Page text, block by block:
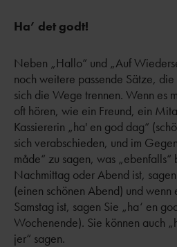
Ha’ det godt!
Neben „Hallo“ und „Auf
noch weitere passende Sätze,
sich die Wege trennen. Wenn es
oft hören, wie ein Freund, ein
Kassiererin „ha' en god dag“
sich verabschieden, und im
måde“ zu sagen, was
Nachmittag oder Abend ist,
(einen schönen Abend) und wenn
Samstag ist, sagen Sie „ha‘ en
Wochenende). Sie können auch
jer“ sagen.